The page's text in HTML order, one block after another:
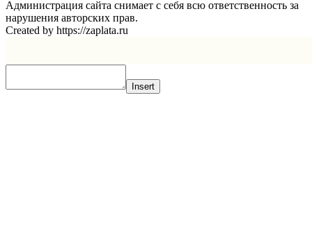
Администрация сайта снимает с себя всю ответственность за
нарушения авторских прав.
Created by https://zaplata.ru
Insert